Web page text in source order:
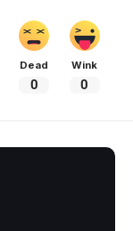
Dead
0
Wink
0